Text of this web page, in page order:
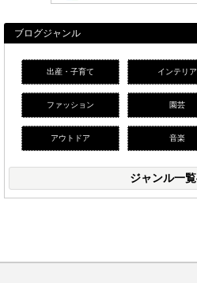
ブログジャンル
出産・子育て インテリア
ファッション 園芸
アウトドア 音楽
ジャンル一